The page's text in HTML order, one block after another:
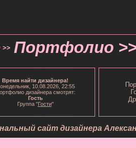
>> Портфолио
Время найти дизайнера!
10.08.2026, 22:55
дизайнера смотрят:
Гость
Группа "Гости"
сайт дизайнера